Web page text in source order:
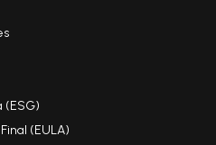
(ESG)
(EULA)